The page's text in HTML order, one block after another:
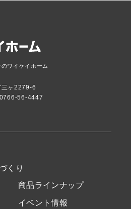
ワイケイホーム
ヶ2279-6
56-4447
くり
商品ラインナップ
イベント情報